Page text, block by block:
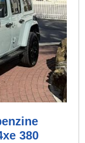
380